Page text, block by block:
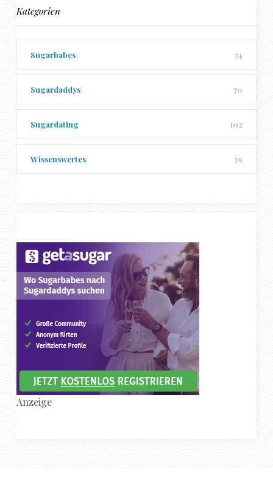
Kategorien
Sugarbabes 74
Sugardaddys 70
Sugardating 102
Wissenswertes 39
Anzeige